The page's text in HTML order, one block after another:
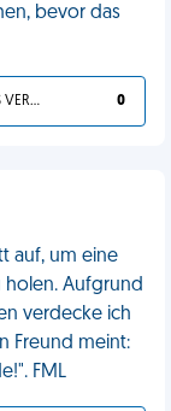
bevor das
DU HAST ES VERDIENT 0
auf, um eine
holen. Aufgrund
verdecke ich
Freund meint:
FML